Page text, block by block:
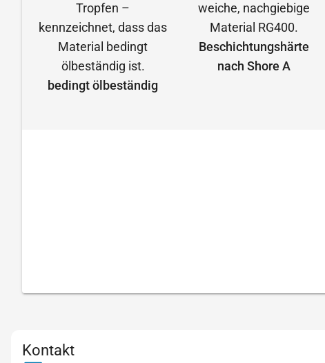
bedingt ölbeständig
Beschichtungshärte
nach Shore A
Kontakt